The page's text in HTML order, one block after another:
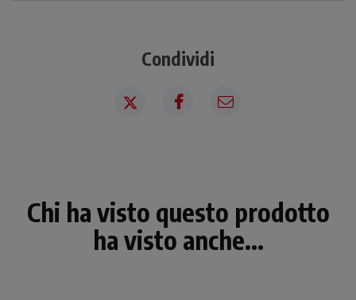
Condividi
Chi ha visto questo prodotto
ha visto anche...